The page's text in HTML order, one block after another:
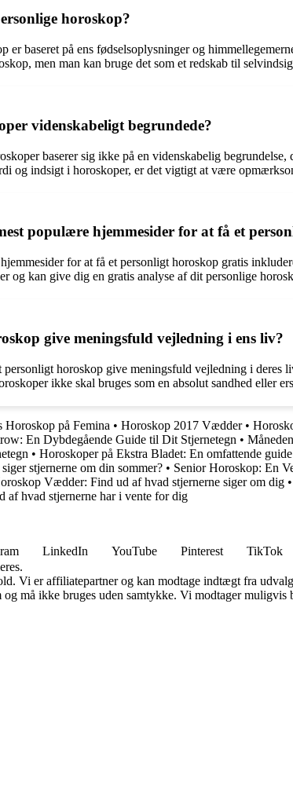
horoskop?
er baseret på ens fødselsoplysninger og
men man kan bruge det som et redskab til
videnskabeligt begrundede?
baserer sig ikke på en videnskabelig
og indsigt i horoskoper, er det vigtigt at være
populære hjemmesider for at få et
for at få et personligt horoskop gratis
og kan give dig en gratis analyse af dit personlige
give meningsfuld vejledning i ens liv?
personligt horoskop give meningsfuld vejledning i
ikke skal bruges som en absolut sandhed eller
Horoskop på Femina • Horoskop 2017 Vædder•
En Dybdegående Guide til Dit Stjernetegn •
• Horoskoper på Ekstra Bladet: En omfattende guide
stjernerne om din sommer? • Senior Horoskop: En
Vædder: Find ud af hvad stjernerne siger om dig •
af hvad stjernerne har i vente for dig
LinkedIn YouTube Pinterest TikTok
Vi er affiliatepartner og kan modtage indtægt fra
må ikke bruges uden samtykke. Vi modtager